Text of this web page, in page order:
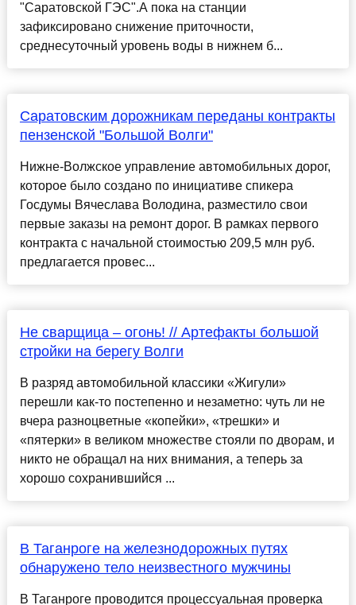
"Саратовской ГЭС".А пока на станции
зафиксировано снижение приточности,
среднесуточный уровень воды в нижнем б...
Саратовским дорожникам переданы контракты
пензенской "Большой Волги"
Нижне-Волжское управление автомобильных дорог,
которое было создано по инициативе спикера
Госдумы Вячеслава Володина, разместило свои
первые заказы на ремонт дорог. В рамках первого
контракта с начальной стоимостью 209,5 млн руб.
предлагается провес...
Не сварщица – огонь! // Артефакты большой
стройки на берегу Волги
В разряд автомобильной классики «Жигули»
перешли как-то постепенно и незаметно: чуть ли не
вчера разноцветные «копейки», «трешки» и
«пятерки» в великом множестве стояли по дворам, и
никто не обращал на них внимания, а теперь за
хорошо сохранившийся ...
В Таганроге на железнодорожных путях
обнаружено тело неизвестного мужчины
В Таганроге проводится процессуальная проверка